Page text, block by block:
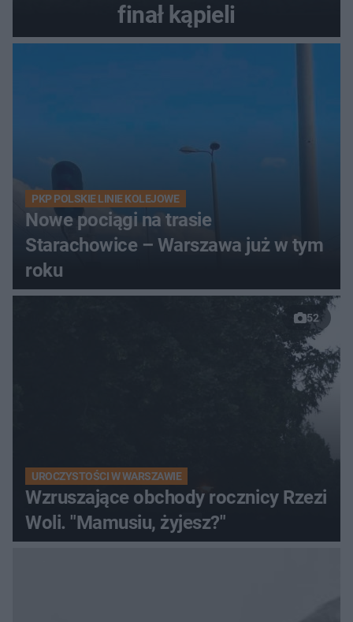
finał kąpieli
PKP POLSKIE LINIE KOLEJOWE
Nowe pociągi na trasie
Starachowice – Warszawa już w tym
roku
52
UROCZYSTOŚCI W WARSZAWIE
Wzruszające obchody rocznicy Rzezi
Woli. "Mamusiu, żyjesz?"